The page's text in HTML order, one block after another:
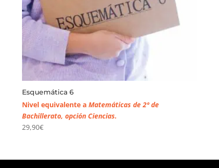
Esquemática 6
Nivel equivalente a Matemáticas de 2º de
Bachillerato, opción Ciencias.
29,90€